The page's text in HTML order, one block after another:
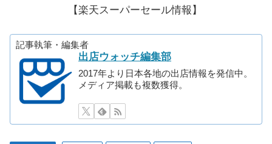
【楽天スーパーセール情報】
記事執筆・編集者
出店ウォッチ編集部
2017年より日本各地の出店情報を発信中。
メディア掲載も複数獲得。